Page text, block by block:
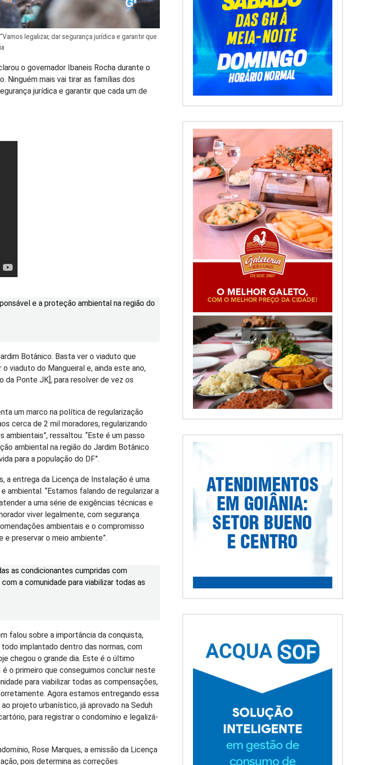
legalizar, dar segurança jurídica e garantir que
o governador Ibaneis Rocha durante o
Ninguém mais vai tirar as famílias dos
jurídica e garantir que cada um de
e a proteção ambiental na região do
Botânico. Basta ver o viaduto que
viaduto do Mangueiral e, ainda este ano,
da Ponte JK], para resolver de vez os
um marco na política de regularização
cerca de 2 mil moradores, regularizando
ressaltou. “Este é um passo
ambiental na região do Jardim Botânico.
para a população do DF”.
a entrega da Licença de Instalação é uma
“Estamos falando de regularizar a
a uma série de exigências técnicas e
viver legalmente, com segurança
ambientais e o compromisso
e preservar o meio ambiente”.
as condicionantes cumpridas com
a comunidade para viabilizar todas as
falou sobre a importância da conquista,
implantado dentro das normas, com
chegou o grande dia. Este é o último
o primeiro que conseguimos concluir neste
para viabilizar todas as compensações,
Agora estamos entregando essa
projeto urbanístico, já aprovado na Seduh
para registrar o condomínio e legalizá-
Rose Marques, a emissão da Licença
pois determina as correções